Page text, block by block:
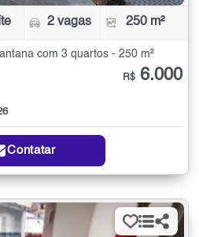
2 vagas 250 m²
com 3 quartos - 250 m²
R$ 6.000
Contatar